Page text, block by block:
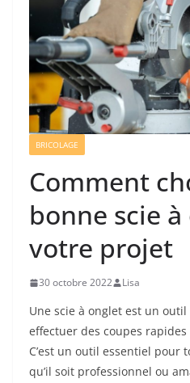
BRICOLAGE
Comment
bonne scie
votre projet
30 octobre 2022 Lisa
Une scie à onglet est un
effectuer des coupes
C’est un outil essentiel pour
qu’il soit professionnel ou